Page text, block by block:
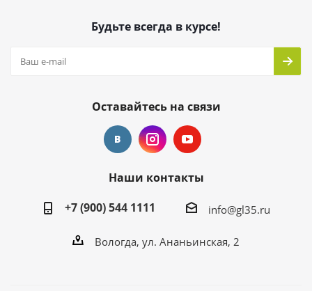
Будьте всегда в курсе!
Оставайтесь на связи
Наши контакты
+7 (900) 544 1111
info@gl35.ru
Вологда, ул. Ананьинская, 2